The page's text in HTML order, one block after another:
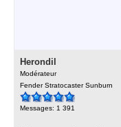
Herondil
Modérateur
Fender Stratocaster Sunburn
Messages: 1 391